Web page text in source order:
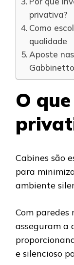
privativa?
Como
qualidade
Aposte
Gabbinetto
O
Cabines são
para
ambiente
Com
asseguram a
e silencioso